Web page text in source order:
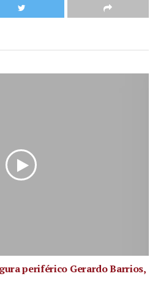
periférico Gerardo Barrios,